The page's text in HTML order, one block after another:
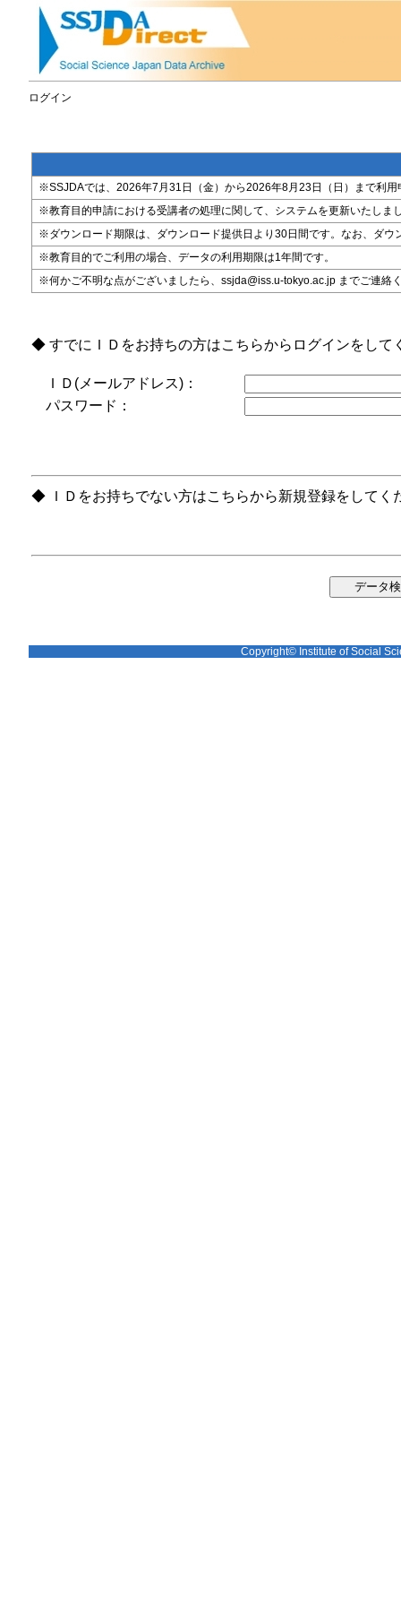
ログイン
※SSJDAでは、2026年7月31日（金）から2026年8月23日（日）まで利
※教育目的申請における受講者の処理に関して、システムを更新いたしま
※ダウンロード期限は、ダウンロード提供日より30日間です。なお、ダ
※教育目的でご利用の場合、データの利用期限は1年間です。
※何かご不明な点がございましたら、ssjda@iss.u-tokyo.ac.jp までご連絡
◆ すでにＩＤをお持ちの方はこちらからログインをして
ＩＤ(メールアドレス)：
パスワード：
◆ ＩＤをお持ちでない方はこちらから新規登録をしてく
Copyright© Institute of Social